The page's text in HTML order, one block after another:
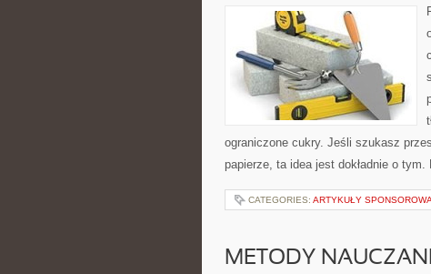
ograniczone cukry. Jeśli szukasz
papierze, ta idea jest dokładnie o
CATEGORIES: ARTYKUŁY
METODY